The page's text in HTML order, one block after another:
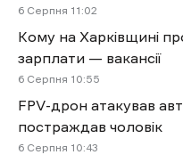
6 Cерпня 11:02
Кому на Харківщині
зарплати — вакансії
6 Cерпня 10:55
FPV-дрон атакував
постраждав чоловік
6 Cерпня 10:43